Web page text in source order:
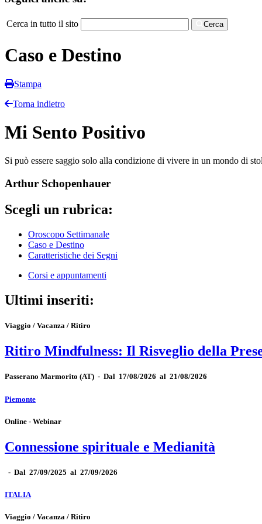
Cerca in tutto il sito Cerca
Caso e Destino
Stampa
Torna indietro
Mi Sento Positivo
Si può essere saggio solo alla condizione di vivere in un mondo di
Arthur Schopenhauer
Scegli un rubrica:
Oroscopo Settimanale
Caso e Destino
Caratteristiche dei Segni
Corsi e appuntamenti
Ultimi inseriti:
Viaggio / Vacanza / Ritiro
Ritiro Mindfulness: Il Risveglio della
Passerano Marmorito (AT) - Dal 17/08/2026 al 21/08/2026
Piemonte
Online - Webinar
Connessione spirituale e Medianità
- Dal 27/09/2025 al 27/09/2026
ITALIA
Viaggio / Vacanza / Ritiro